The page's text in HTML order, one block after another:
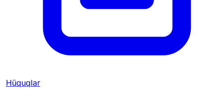
Hüquqlar